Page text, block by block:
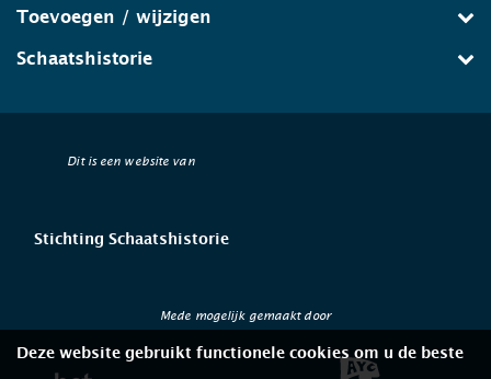
Toevoegen / wijzigen
Schaatshistorie
Dit is een website van
Stichting Schaatshistorie
Mede mogelijk gemaakt door
Deze website gebruikt functionele cookies om u de beste